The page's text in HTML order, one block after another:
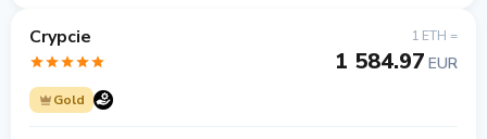
Crypcie
Gold
1 ETH =
1 584.97 EUR